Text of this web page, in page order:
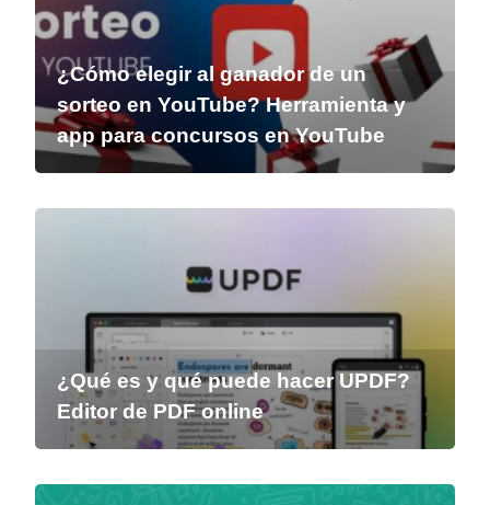
¿Cómo elegir al ganador de un
sorteo en YouTube? Herramienta y
app para concursos en YouTube
¿Qué es y qué puede hacer UPDF?
Editor de PDF online